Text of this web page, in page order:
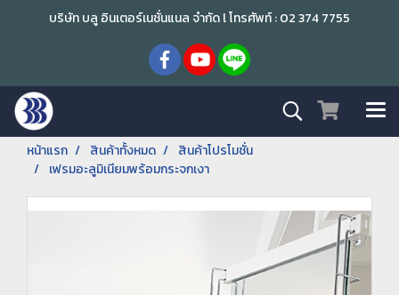
บริษัท บลู อินเตอร์เนชั่นแนล จำกัด l โทรศัพท์ : 02 374 7755
หน้าแรก สินค้าทั้งหมด
สินค้าโปรโมชั่น
เฟรมอะลูมิเนียมพร้อมกระจกเงา